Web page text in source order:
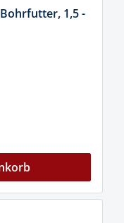
1,5 -